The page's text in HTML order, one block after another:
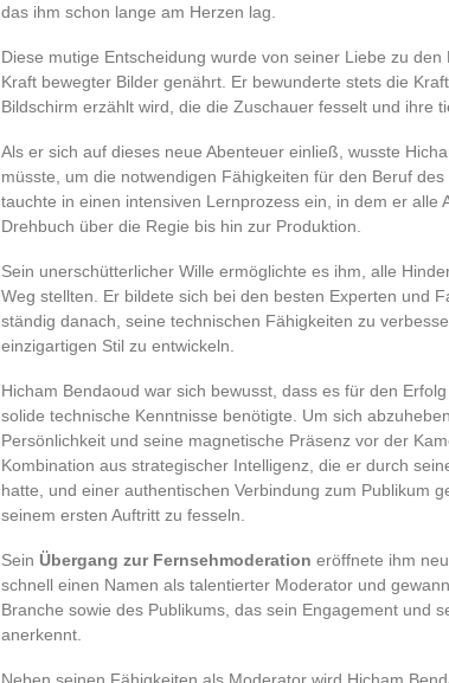
das ihm schon lange am Herzen lag.
Diese mutige Entscheidung wurde von seiner Liebe zu
Kraft bewegter Bilder genährt. Er bewunderte stets die
Bildschirm erzählt wird, die die Zuschauer fesselt und ihre
Als er sich auf dieses neue Abenteuer einließ, wusste
müsste, um die notwendigen Fähigkeiten für den Beruf
tauchte in einen intensiven Lernprozess ein, in dem er alle
Drehbuch über die Regie bis hin zur Produktion.
Sein unerschütterlicher Wille ermöglichte es ihm, alle
Weg stellten. Er bildete sich bei den besten Experten und
ständig danach, seine technischen Fähigkeiten zu
einzigartigen Stil zu entwickeln.
Hicham Bendaoud war sich bewusst, dass es für den
solide technische Kenntnisse benötigte. Um sich
Persönlichkeit und seine magnetische Präsenz vor der
Kombination aus strategischer Intelligenz, die er durch
hatte, und einer authentischen Verbindung zum Publikum
seinem ersten Auftritt zu fesseln.
Sein Übergang zur Fernsehmoderation eröffnete ihm
schnell einen Namen als talentierter Moderator und
Branche sowie des Publikums, das sein Engagement und
anerkennt.